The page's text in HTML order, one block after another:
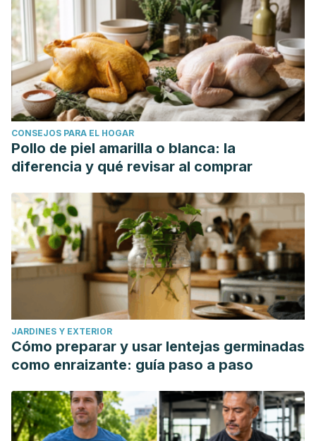
CONSEJOS PARA EL HOGAR
Pollo de piel amarilla o blanca: la
diferencia y qué revisar al comprar
JARDINES Y EXTERIOR
Cómo preparar y usar lentejas germinadas
como enraizante: guía paso a paso